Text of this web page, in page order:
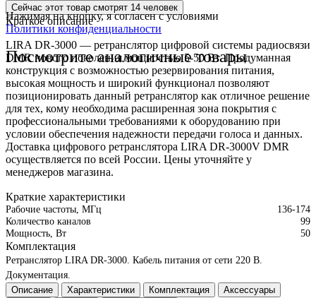
Нажимая на кнопку, я согласен с условиями
Политики конфиденциальности
Посмотрите аналогичные товары
Сейчас этот товар смотрят 14 человек
Краткое описание
LIRA DR-3000 — ретранслятор цифровой системы радиосвязи
DMR нового поколения мощностью 5-50 Вт. Продуманная
конструкция с возможностью резервирования питания,
высокая мощность и широкий функционал позволяют
позиционировать данный ретранслятор как отличное решение
для тех, кому необходима расширенная зона покрытия с
профессиональными требованиями к оборудованию при
условии обеспечения надежности передачи голоса и данных.
Доставка цифрового ретранслятора LIRA DR-3000V DMR
осуществляется по всей России. Цены уточняйте у
менеджеров магазина.
Краткие характеристики
Рабочие частоты, МГц
136-174
Количество каналов
99
Мощность, Вт
50
Комплектация
Ретранслятор LIRA DR-3000. Кабель питания от сети 220 В.
Документация.
Описание
Характеристики Комплектация
Аксессуары